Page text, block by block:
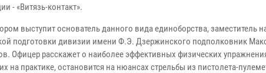
- «Витязь-контакт».
выступит основатель данного вида единоборства, заместитель
подготовки дивизии имени Ф.Э. Дзержинского подполковник
Офицер расскажет о наиболее эффективных физических
на практике, остановится на нюансах стрельбы из пистолета-